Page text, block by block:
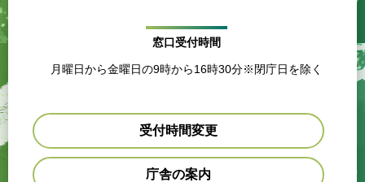
窓口受付時間
月曜日から金曜日の9時から16時30分※閉庁日を除く
受付時間変更
庁舎の案内